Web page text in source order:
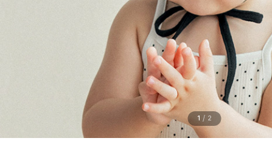
1 / 2